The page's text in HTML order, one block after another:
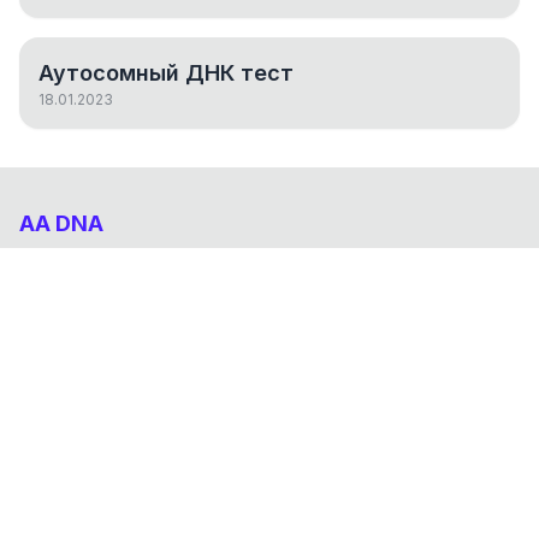
Аутосомный ДНК тест
18.01.2023
AA DNA